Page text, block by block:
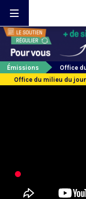
Émissions
Office
Office du milieu du